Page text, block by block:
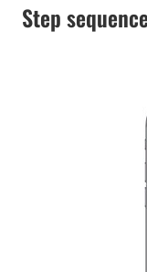
Step